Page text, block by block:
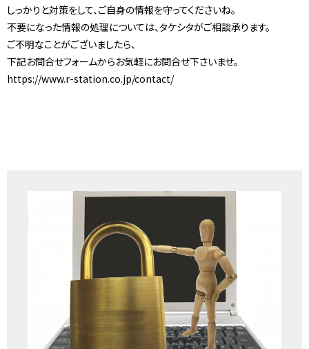
しっかりと対策をして、ご自身の情報を守ってくださいね。
不要になった情報の処理については、タケシタがご相談承ります。
ご不明なことがございましたら、
下記お問合せフォームからお気軽にお問合せ下さいませ。
https://www.r-station.co.jp/contact/